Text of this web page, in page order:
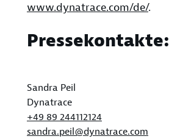
www.dynatrace.com/de/.
Pressekontakte:
Sandra Peil
Dynatrace
+49 89 244112124
sandra.peil@dynatrace.com